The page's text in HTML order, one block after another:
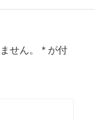
せん。 * が付